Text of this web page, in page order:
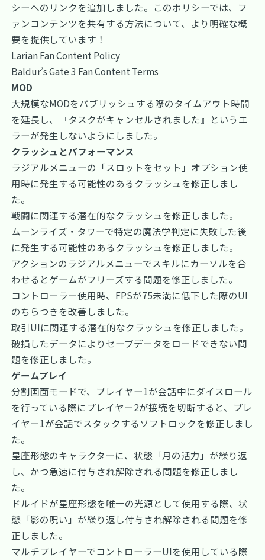
シーへのリンクを追加しました。このポリシーでは、フ
ァンコンテンツを共有する方法について、より明確な概
要を提供しています！
Larian Fan Content Policy
Baldur’s Gate 3 Fan Content Terms
MOD
大規模なMODをパブリッシュする際のタイムアウト時間
を延長し、『タスクがキャンセルされました』というエ
ラーが発生しないようにしました。
クラッシュとパフォーマンス
ラジアルメニューの「スロットをセット」オプション使
用時に発生する可能性のあるクラッシュを修正しまし
た。
戦闘に関連する潜在的なクラッシュを修正しました。
ムーンライズ・タワーで特定の魔法学判定に失敗した後
に発生する可能性のあるクラッシュを修正しました。
アクションのラジアルメニューでスキルにカーソルを合
わせるとゲームがフリーズする問題を修正しました。
コントローラー使用時、FPSが75未満に低下した際のUI
のちらつきを改善しました。
取引UIに関連する潜在的なクラッシュを修正しました。
破損したデータによりセーブデータをロードできない問
題を修正しました。
ゲームプレイ
分割画面モードで、プレイヤー1が会話中にダイスロール
を行っている際にプレイヤー2が接続を切断すると、プレ
イヤー1が会話でスタックするソフトロックを修正しまし
た。
星座形態のキャラクターに、状態「月の活力」が繰り返
し、かつ急速に付与され解除される問題を修正しまし
た。
ドルイドが星座形態を唯一の光源として使用する際、状
態「影の呪い」が繰り返し付与され解除される問題を修
正しました。
マルチプレイヤーでコントローラーUIを使用している際